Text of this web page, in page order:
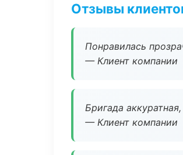
Отзывы
Понравилась
— Клиент компании
Бригада
— Клиент компании